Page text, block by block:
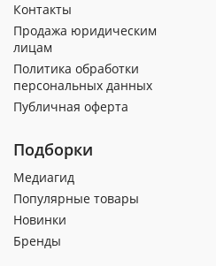
Контакты
Продажа юридическим
лицам
Политика обработки
персональных данных
Публичная оферта
Подборки
Медиагид
Популярные товары
Новинки
Бренды